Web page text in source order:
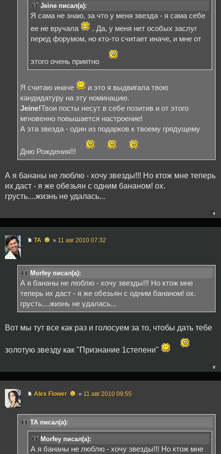
Jeine писал(а):
Я сама не знаю, за что у меня звезда - я сама себе
ее не вручала
. Да, у меня нет особых заслуг
перед форумом, но кто-то считает иначе, и мне от
этого очень приятно
Я считаю иначе
и это я выдвигала твою
кандидатуру на эту номинацию.
Jeine!Твои посты несут в себе позитив и от этого
мгновенно повышается настроение!
А эта звезда - один из подарков к твоему грядущему
Дню Рождения!!!
А я бананы не люблю - хочу звезды!!! Но ктож мне теперь
их даст - я же обезьян с одним бананом! ох.
грусть....жизнь не удалась...
TA ☻ » 11 авг 2010 07:32
Morfey писал(а):
А я бананы не люблю - хочу звезды!!! Но ктож мне
теперь их даст - я же обезьян с одним бананом! ох.
грусть....жизнь не удалась...
Вот мы тут все как раз и голосуем за то, чтобы дать тебе
золотую звезду как "Признание 1степени"
Alex Flower ☻ » 11 авг 2010 09:55
TA писал(а):
Morfey писал(а):
А я бананы не люблю - хочу звезды!!! Но ктож мне